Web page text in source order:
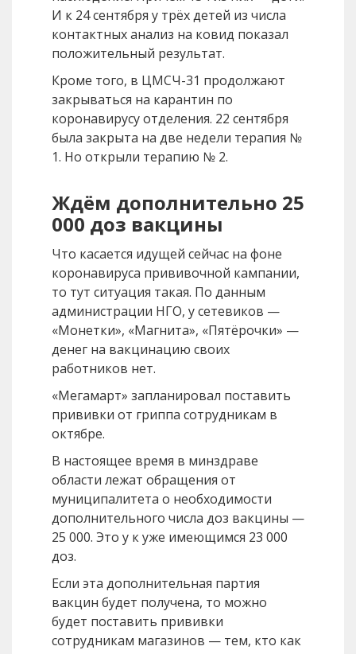
И к 24 сентября у трёх детей из числа
контактных анализ на ковид показал
положительный результат.
Кроме того, в ЦМСЧ-31 продолжают
закрываться на карантин по
коронавирусу отделения. 22 сентября
была закрыта на две недели терапия №
1. Но открыли терапию № 2.
Ждём дополнительно 25
000 доз вакцины
Что касается идущей сейчас на фоне
коронавируса прививочной кампании,
то тут ситуация такая. По данным
администрации НГО, у сетевиков —
«Монетки», «Магнита», «Пятёрочки» —
денег на вакцинацию своих
работников нет.
«Мегамарт» запланировал поставить
прививки от гриппа сотрудникам в
октябре.
В настоящее время в минздраве
области лежат обращения от
муниципалитета о необходимости
дополнительного числа доз вакцины —
25 000. Это у к уже имеющимся 23 000
доз.
Если эта дополнительная партия
вакцин будет получена, то можно
будет поставить прививки
сотрудникам магазинов — тем, кто как